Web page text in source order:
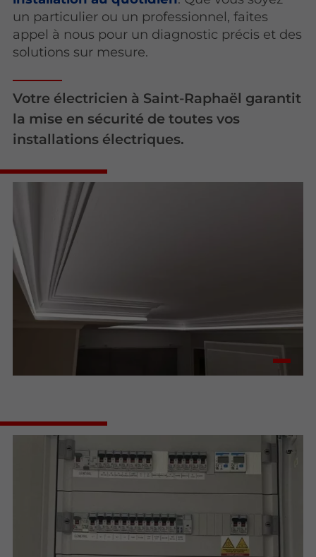
un particulier ou un professionnel, faites
appel à nous pour un diagnostic précis et des
solutions sur mesure.
Votre électricien à Saint-Raphaël garantit
la mise en sécurité de toutes vos
installations électriques.